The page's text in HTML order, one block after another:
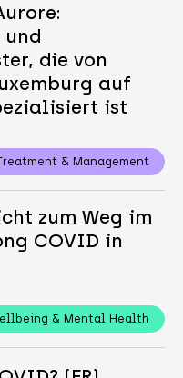
die von
auf
ist
& Management
zum Weg im
COVID in
& Mental Health